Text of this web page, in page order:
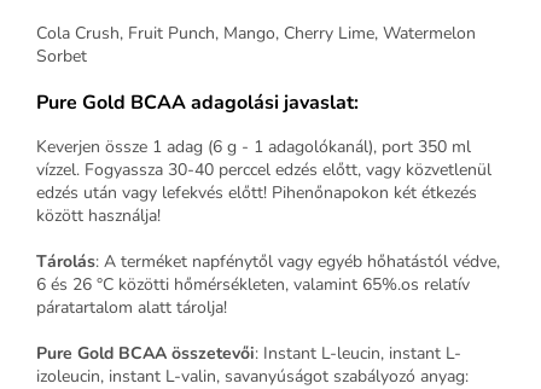
Cola Crush, Fruit Punch, Mango, Cherry Lime, Watermelon
Sorbet
Pure Gold BCAA adagolási javaslat:
Keverjen össze 1 adag (6 g - 1 adagolókanál), port 350 ml
vízzel. Fogyassza 30-40 perccel edzés előtt, vagy közvetlenül
edzés után vagy lefekvés előtt! Pihenőnapokon két étkezés
között használja!
Tárolás: A terméket napfénytől vagy egyéb hőhatástól védve,
6 és 26 °C közötti hőmérsékleten, valamint 65%.os relatív
páratartalom alatt tárolja!
Pure Gold BCAA összetevői: Instant L-leucin, instant L-
izoleucin, instant L-valin, savanyúságot szabályozó anyag: